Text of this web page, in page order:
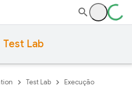
Test Lab
Test Lab Execução